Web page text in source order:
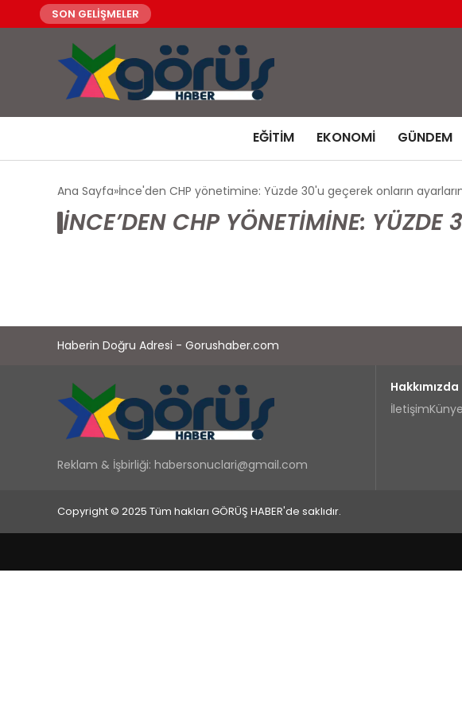
SON GELİŞMELER
EĞITIM EKONOMI GÜNDEM
Ana Sayfa İnce'den CHP yönetimine: Yüzde 30'u geçerek onların
İNCE’DEN CHP YÖNETIMINE: YÜZDE
Haberin Doğru Adresi - Gorushaber.com
Reklam & İşbirliği: habersonuclari@gmail.com
Hakkımızda
İletişimKünye
Copyright © 2025 Tüm hakları GÖRÜŞ HABER'de saklıdır.